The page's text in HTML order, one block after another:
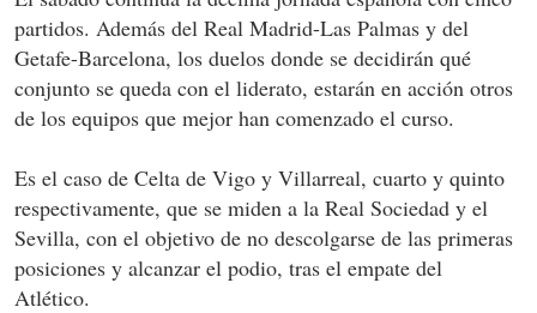
partidos. Además del Real Madrid-Las Palmas y del
Getafe-Barcelona, los duelos donde se decidirán qué
conjunto se queda con el liderato, estarán en acción otros
de los equipos que mejor han comenzado el curso.
Es el caso de Celta de Vigo y Villarreal, cuarto y quinto
respectivamente, que se miden a la Real Sociedad y el
Sevilla, con el objetivo de no descolgarse de las primeras
posiciones y alcanzar el podio, tras el empate del
Atlético.